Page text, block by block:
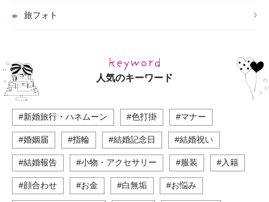
旅フォト
人気のキーワード
#新婚旅行・ハネムーン #色打掛 #マナー
#婚姻届 #指輪 #結婚記念日 #結婚祝い
#結婚報告 #小物・アクセサリー #服装 #入籍
#顔合わせ #お金 #白無垢 #お悩み